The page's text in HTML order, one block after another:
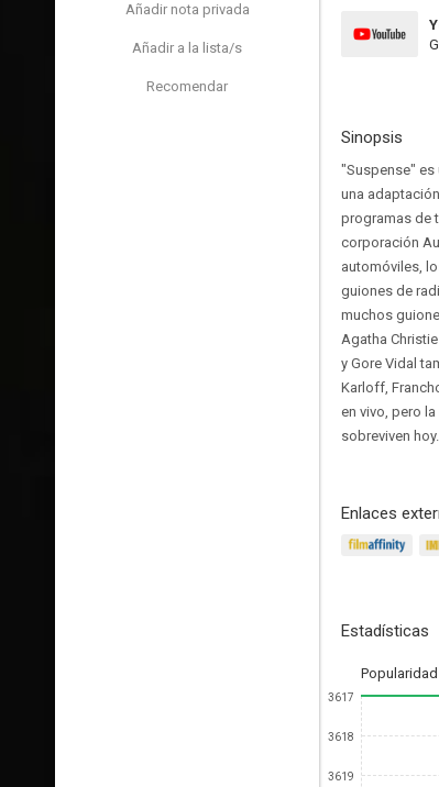
Añadir nota privada
Añadir a la lista/s
Recomendar
Sinopsis
"Suspense" es
una
programas de
corporación
automóviles,
guiones de
muchos
Agatha
y Gore Vidal
Karloff,
en vivo, pero
sobreviven hoy.
Enlaces
Estadísticas
Popularidad
3617
3618
3619